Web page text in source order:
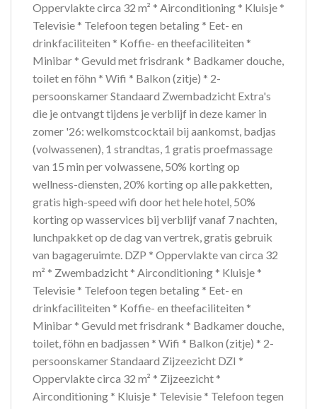
Oppervlakte circa 32 m² * Airconditioning * Kluisje *
Televisie * Telefoon tegen betaling * Eet- en
drinkfaciliteiten * Koffie- en theefaciliteiten *
Minibar * Gevuld met frisdrank * Badkamer douche,
toilet en föhn * Wifi * Balkon (zitje) * 2-
persoonskamer Standaard Zwembadzicht Extra's
die je ontvangt tijdens je verblijf in deze kamer in
zomer '26: welkomstcocktail bij aankomst, badjas
(volwassenen), 1 strandtas, 1 gratis proefmassage
van 15 min per volwassene, 50% korting op
wellness-diensten, 20% korting op alle pakketten,
gratis high-speed wifi door het hele hotel, 50%
korting op wasservices bij verblijf vanaf 7 nachten,
lunchpakket op de dag van vertrek, gratis gebruik
van bagageruimte. DZP * Oppervlakte van circa 32
m² * Zwembadzicht * Airconditioning * Kluisje *
Televisie * Telefoon tegen betaling * Eet- en
drinkfaciliteiten * Koffie- en theefaciliteiten *
Minibar * Gevuld met frisdrank * Badkamer douche,
toilet, föhn en badjassen * Wifi * Balkon (zitje) * 2-
persoonskamer Standaard Zijzeezicht DZI *
Oppervlakte circa 32 m² * Zijzeezicht *
Airconditioning * Kluisje * Televisie * Telefoon tegen